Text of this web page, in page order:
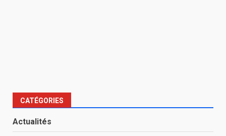
CATÉGORIES
Actualités